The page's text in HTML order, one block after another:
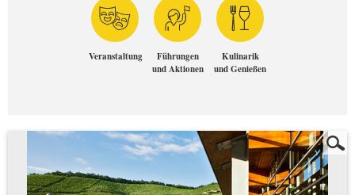
Veranstaltung
Führungen
und Aktionen
Kulinarik
und Genießen